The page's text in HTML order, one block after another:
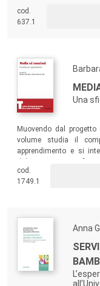
tra i soggetti. Perché
si hanno anche gli
cod.
637.1
Una
Muovendo dal
volume studia il
apprendimento e si
che la motivazione
e quindi il livello di
cod.
1749.1
Anna